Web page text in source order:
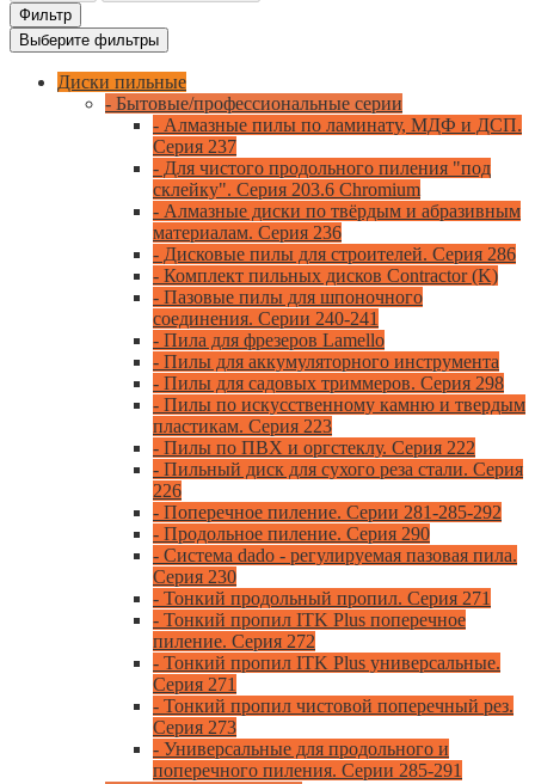
Фильтр
Выберите фильтры
Диски пильные
- Бытовые/профессиональные серии
- Алмазные пилы по ламинату, МДФ и ДСП.
Серия 237
- Для чистого продольного пиления "под
склейку". Серия 203.6 Chromium
- Алмазные диски по твёрдым и абразивным
материалам. Серия 236
- Дисковые пилы для строителей. Серия 286
- Комплект пильных дисков Contractor (K)
- Пазовые пилы для шпоночного
соединения. Серии 240-241
- Пила для фрезеров Lamello
- Пилы для аккумуляторного инструмента
- Пилы для садовых триммеров. Серия 298
- Пилы по искусственному камню и твердым
пластикам. Серия 223
- Пилы по ПВХ и оргстеклу. Серия 222
- Пильный диск для сухого реза стали. Серия
226
- Поперечное пиление. Серии 281-285-292
- Продольное пиление. Серия 290
- Система dado - регулируемая пазовая пила.
Серия 230
- Тонкий продольный пропил. Серия 271
- Тонкий пропил ITK Plus поперечное
пиление. Серия 272
- Тонкий пропил ITK Plus универсальные.
Серия 271
- Тонкий пропил чистовой поперечный рез.
Серия 273
- Универсальные для продольного и
поперечного пиления. Серии 285-291